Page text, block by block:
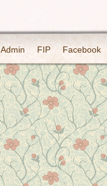
Admin FIP Facebook